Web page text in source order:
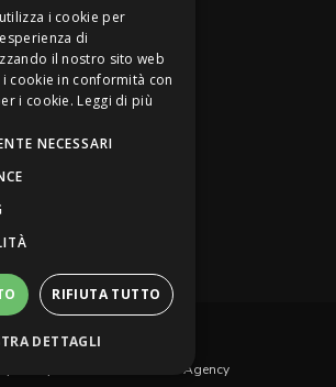
da
Leader del credito
Web Agency
i cookie per
di
il nostro sito web
cookie in conformità con
i cookie. Leggi di più
NECESSARI
RIFIUTA TUTTO
DETTAGLI